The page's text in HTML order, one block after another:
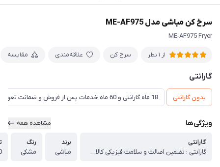
سرخ کن مباشی مدل ME-AF975
ME-AF975 Fryer
از 1 نظر سرخ کن علاقه‌مندی مقایسه
گارانتی
بدون گارانتی 18 ماه گارانتی و 60 ماه خدمات پس از فروش و ضمانت تعویض
ویژگی‌ها مشاهده همه
گارانتی
گارانتی : تضمین اصالت و سلامت فیزیکی کالا (اورجینال)
برند
مباشی
رنگ
مشکی